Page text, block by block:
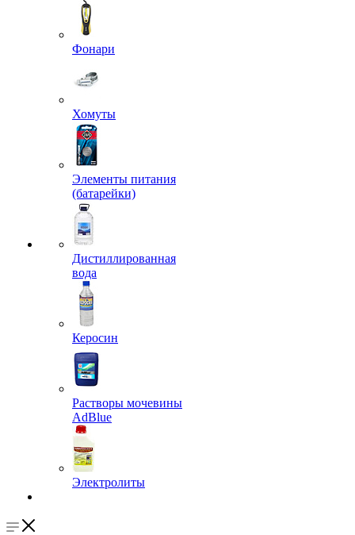
Фонари
Хомуты
Элементы питания
(батарейки)
Дистиллированная
вода
Керосин
Растворы мочевины
AdBlue
Электролиты